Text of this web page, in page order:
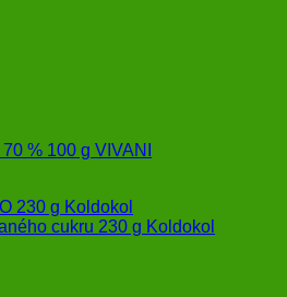
% 100 g VIVANI